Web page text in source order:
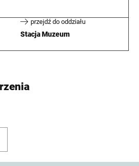
przejdź do oddziału
Stacja Muzeum